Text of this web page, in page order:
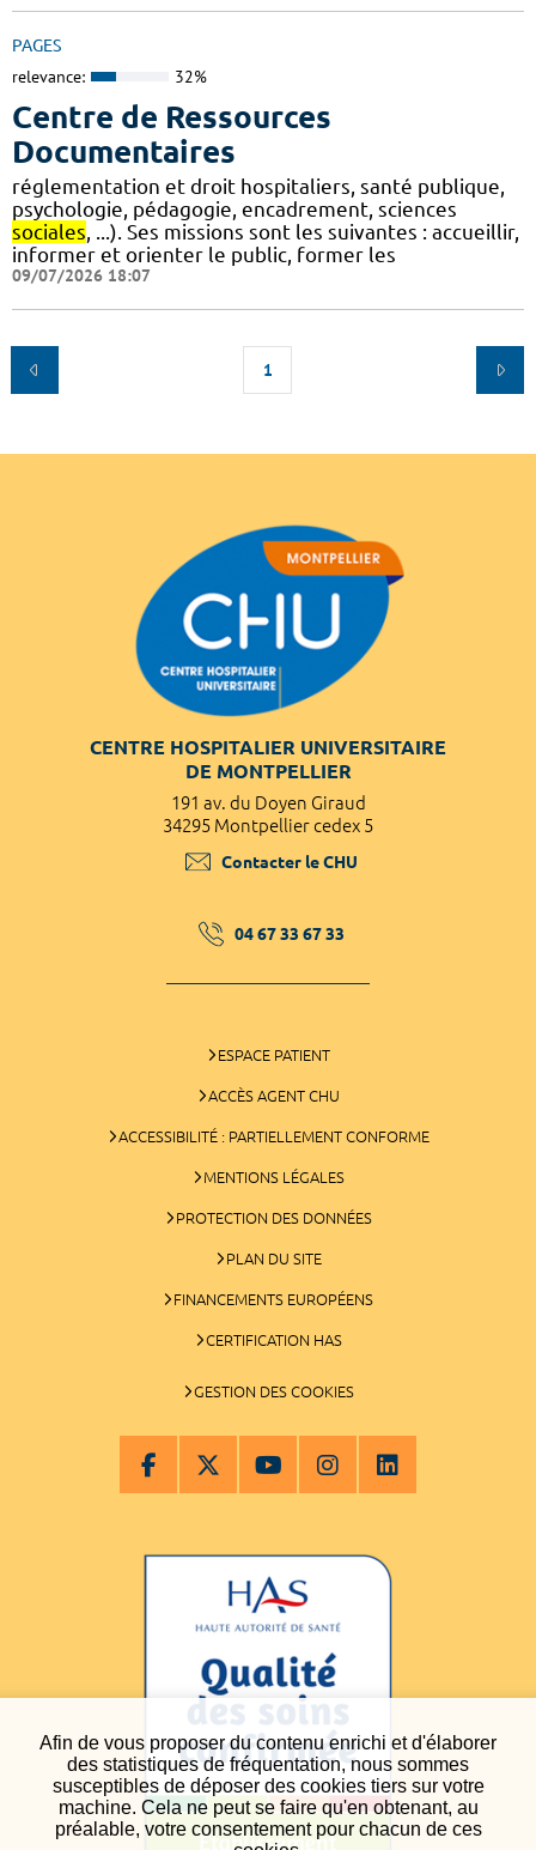
Afin de vous proposer du contenu enrichi et d'élaborer
des statistiques de fréquentation, nous sommes
susceptibles de déposer des cookies tiers sur votre
machine. Cela ne peut se faire qu'en obtenant, au
préalable, votre consentement pour chacun de ces
PAGES
relevance: 32%
Centre de Ressources
Documentaires
réglementation et droit hospitaliers, santé publique,
psychologie, pédagogie, encadrement, sciences
sociales , ...). Ses missions sont les suivantes : accueillir,
informer et orienter le public, former les
09/07/2026 18:07
1
CENTRE HOSPITALIER UNIVERSITAIRE
DE MONTPELLIER
191 av. du Doyen Giraud
34295 Montpellier cedex 5
Contacter le CHU
04 67 33 67 33
ESPACE PATIENT
ACCÈS AGENT CHU
ACCESSIBILITÉ : PARTIELLEMENT CONFORME
MENTIONS LÉGALES
PROTECTION DES DONNÉES
PLAN DU SITE
FINANCEMENTS EUROPÉENS
CERTIFICATION HAS
GESTION DES COOKIES